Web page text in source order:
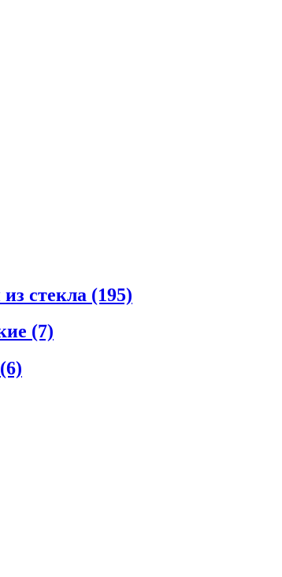
стекла (195)
(7)
(6)